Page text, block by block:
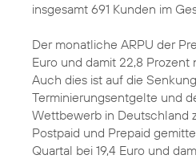
insgesamt 691 Kunden im
Der monatliche ARPU der
Euro und damit 22,8 Prozent
Auch dies ist auf die
Terminierungsentgelte und
Wettbewerb in Deutschland
Postpaid und Prepaid
Quartal bei 19,4 Euro und